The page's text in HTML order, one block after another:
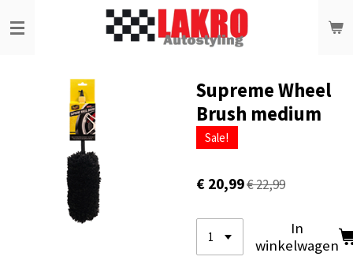
direct
hoofdinhoud
Supreme Wheel
Brush medium
Sale!
€ 20,99€ 22,99
In
winkelwagen